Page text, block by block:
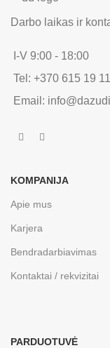
Darbo laikas ir
I-V 9:00 - 18:00
Tel: +370 615 19
Email:
KOMPANIJA
Apie mus
Karjera
Bendradarbiavimas
Kontaktai / rekvizitai
PARDUOTUVĖ